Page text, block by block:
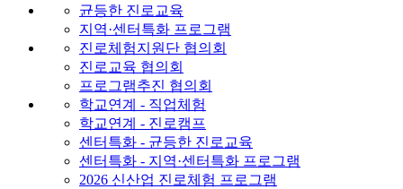
균등한 진로교육
지역·센터특화 프로그램
진로체험지원단 협의회
진로교육 협의회
프로그램추진 협의회
학교연계 - 직업체험
학교연계 - 진로캠프
센터특화 - 균등한 진로교육
센터특화 - 지역·센터특화 프로그램
2026 신산업 진로체험 프로그램